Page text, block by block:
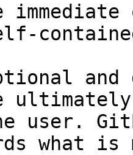
and
user.
what